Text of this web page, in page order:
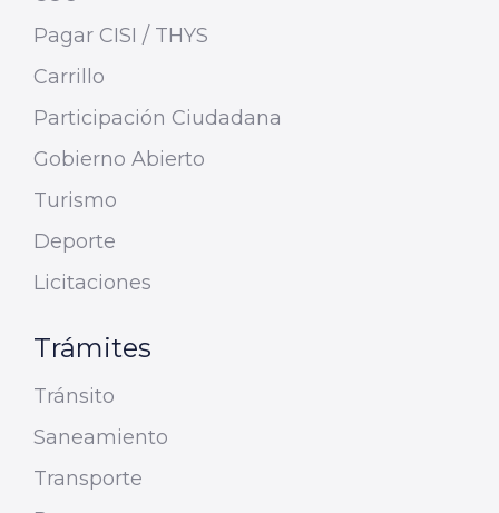
Pagar CISI / THYS
Carrillo
Participación Ciudadana
Gobierno Abierto
Turismo
Deporte
Licitaciones
Trámites
Tránsito
Saneamiento
Transporte